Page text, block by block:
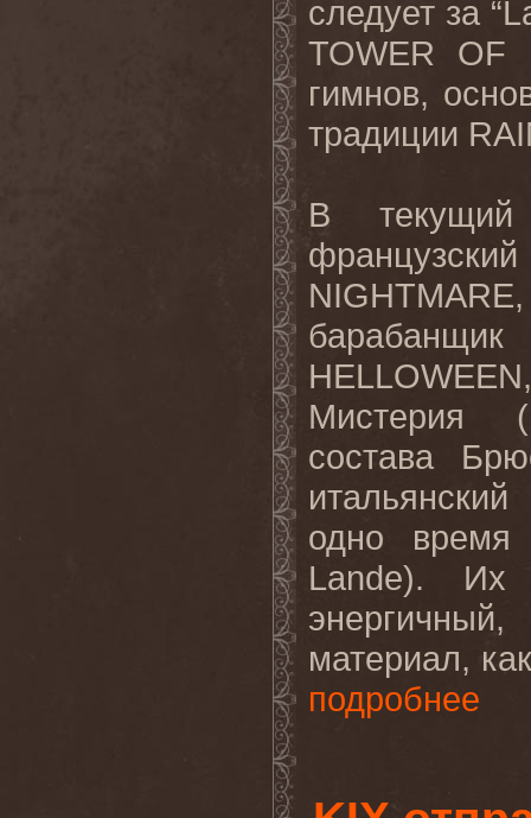
следует за “
TOWER
OF
гимнов,
традиции
В текущий
NIGHTMARE
HELLOWEEN
Мистерия (
состава
одно
Lande). Их
материал,
подробнее